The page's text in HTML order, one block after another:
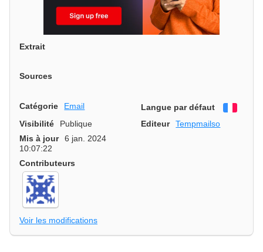
Extrait
Sources
Catégorie Email Langue par défaut
Visibilité
Publique Editeur
Tempmailso
Mis à jour
6 jan. 2024
10:07:22
Contributeurs
Voir les modifications